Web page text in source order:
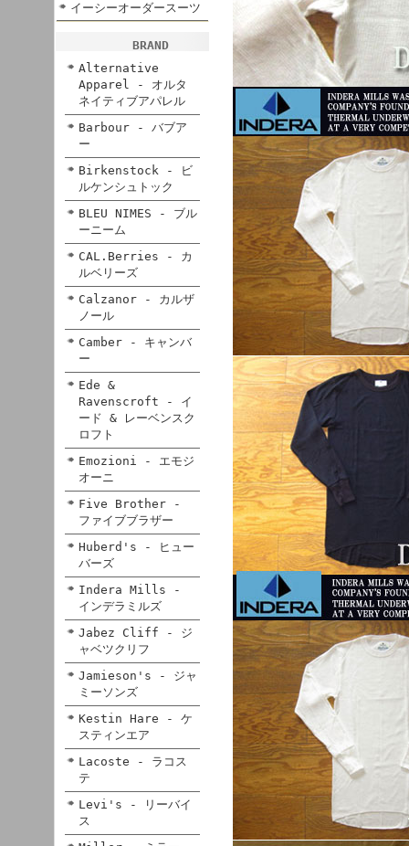
イーシーオーダースーツ
BRAND
Alternative
Apparel - オルタ
ネイティブアパレル
Barbour - バブア
ー
Birkenstock - ビ
ルケンシュトック
BLEU NIMES - ブル
ーニーム
CAL.Berries - カ
ルベリーズ
Calzanor - カルザ
ノール
Camber - キャンバ
ー
Ede &
Ravenscroft - イ
ード & レーベンスク
ロフト
Emozioni - エモジ
オーニ
Five Brother -
ファイブブラザー
Huberd's - ヒュー
バーズ
Indera Mills -
インデラミルズ
Jabez Cliff - ジ
ャベツクリフ
Jamieson's - ジャ
ミーソンズ
Kestin Hare - ケ
スティンエア
Lacoste - ラコス
テ
Levi's - リーバイ
ス